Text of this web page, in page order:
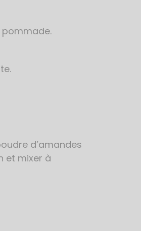
pommade.
d’amandes
et mixer à